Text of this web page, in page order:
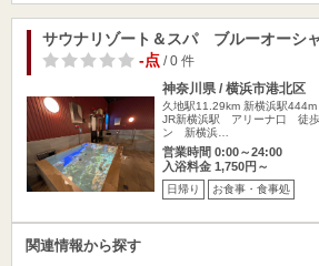
サウナリゾート＆スパ ブルーオーシ
-点/ 0 件
神奈川県 / 横浜市港北区
久地駅11.29km 新横浜駅444m
JR新横浜駅 アリーナ口 徒歩
ン 新横浜…
営業時間 0:00～24:00
入浴料金 1,750円～
日帰り お食事・食事処
関連情報から探す